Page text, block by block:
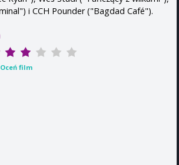
i CCH Pounder ("Bagdad Café").
Oceń film